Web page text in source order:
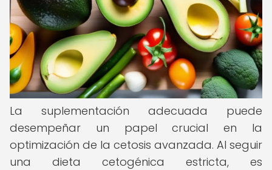
La suplementación adecuada puede
desempeñar un papel crucial en la
optimización de la cetosis avanzada. Al seguir
una dieta cetogénica estricta, es